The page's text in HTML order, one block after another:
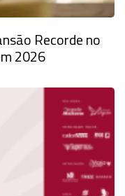
Recorde no
2026